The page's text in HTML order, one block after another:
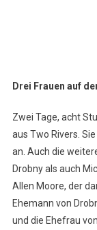
Drei Frauen auf
Zwei Tage, acht
aus Two Rivers.
an. Auch die
Drobny als auch
Allen Moore, der
Ehemann von
und die Ehefrau